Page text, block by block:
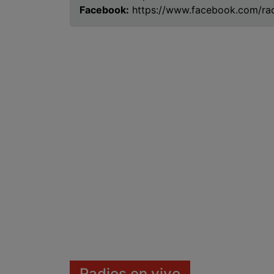
Facebook: https://www.facebook.com/